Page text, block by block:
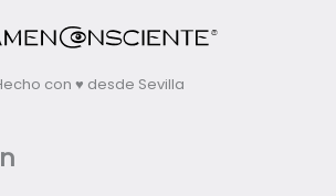
con ♥ desde Sevilla